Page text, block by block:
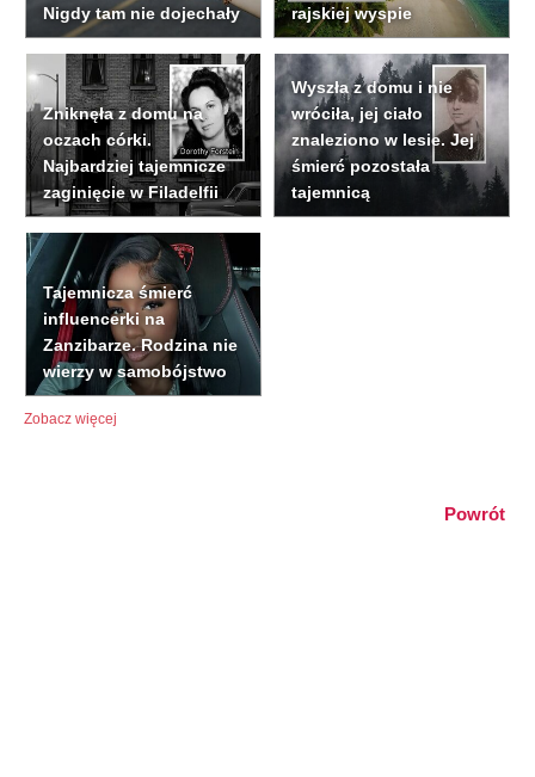
Nigdy tam nie dojechały
rajskiej wyspie
Zniknęła z domu na
oczach córki.
Najbardziej tajemnicze
zaginięcie w Filadelfii
Wyszła z domu i nie
wróciła, jej ciało
znaleziono w lesie. Jej
śmierć pozostała
tajemnicą
Tajemnicza śmierć
influencerki na
Zanzibarze. Rodzina nie
wierzy w samobójstwo
Zobacz więcej
Powrót